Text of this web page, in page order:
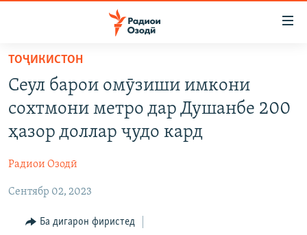
Ҷаҳиш
мояи
аслӣ
ба
феҳристи
Ҷаҳиш
ҷустор
ГӮШАҲО
СИЁСАТ
ҚАЗИЯИ "КРОКУС"
ОСИЁИ МАРКАЗӢ
ФАРҲАНГ
ГАПИ ОЗОД
ТАҲҚИҚОТ
ҶАНГ ДАР УКРАИНА
НАЗАРИ МАРДУМ
ТОҶИКИСТОН
Сеул барои омӯзиши имкони
сохтмони метро дар Душанбе 200
ҳазор доллар ҷудо кард
Радиои Озодӣ
Сентябр 02, 2023
Ба дигарон фиристед